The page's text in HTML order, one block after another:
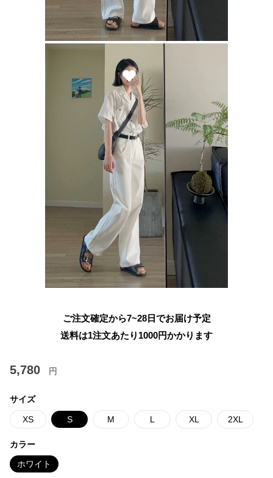
ご注文確定から7~28日でお届け予定
送料は1注文あたり 1000円かかります
5,780 円
サイズ
XS S M L XL 2XL
カラー
ホワイト